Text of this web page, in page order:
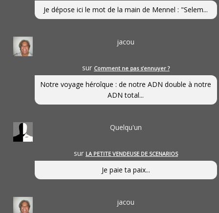
Je dépose ici le mot de la main de Mennel : "Selem...
jacou
sur Comment ne pas s’ennuyer ?
Notre voyage héroîque : de notre ADN double à notre
ADN total...
Quelqu'un
sur LA PETITE VENDEUSE DE SCENARIOS
Je paie ta paix...
jacou